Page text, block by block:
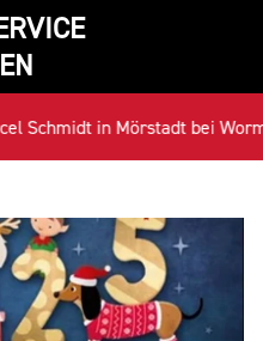
in Mörstadt bei Worms